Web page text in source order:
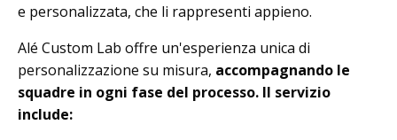
e personalizzata, che li rappresenti appieno.
Alé Custom Lab offre un'esperienza unica di
personalizzazione su misura, accompagnando le
squadre in ogni fase del processo. Il servizio
include: